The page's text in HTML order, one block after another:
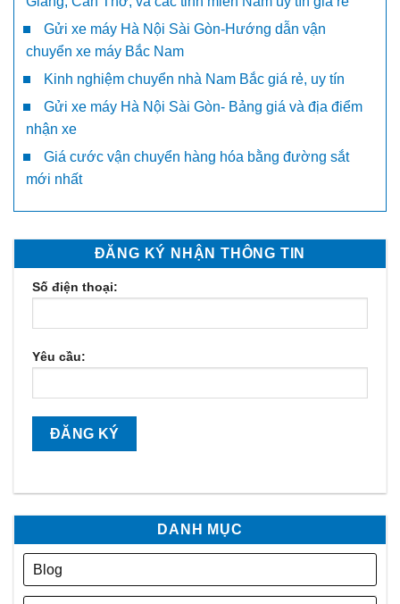
Gửi xe máy Hà Nội Sài Gòn-Hướng dẫn vận
chuyển xe máy Bắc Nam
Kinh nghiệm chuyển nhà Nam Bắc giá rẻ, uy tín
Gửi xe máy Hà Nội Sài Gòn- Bảng giá và địa điểm
nhận xe
Giá cước vận chuyển hàng hóa bằng đường sắt
mới nhất
ĐĂNG KÝ NHẬN THÔNG TIN
Số điện thoại:
Yêu cầu:
DANH MỤC
Blog